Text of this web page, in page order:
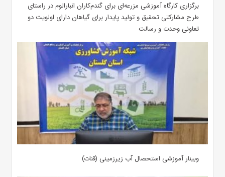
برگزاری کارگاه آموزشی مزرعه‌ای برای گندم‌کاران انبارالوم در راستای
طرح مشارکتی تحقیق و تولید پایدار برای گیاهان دارای اولویت دو
تعاونی وحدت و رسالت
وبینار آموزشی استحصال آب زیرزمینی (قنات)